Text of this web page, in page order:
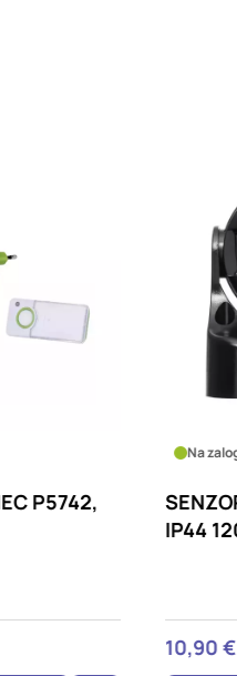
GIBANJA G1125 180°
1200W ČRN, EMOS